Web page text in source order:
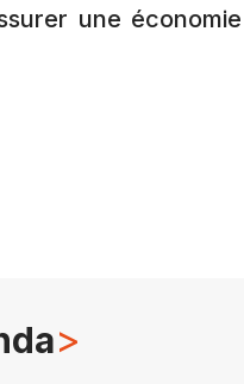
une
>